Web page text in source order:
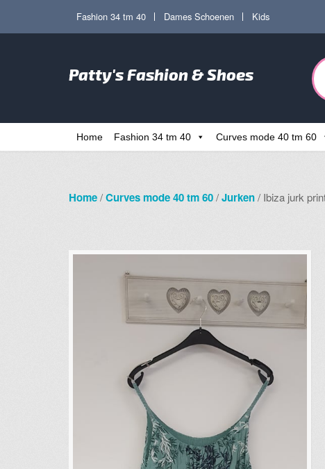
Ga
navigatie
Ga
de
inhoud
Fashion 34 tm 40 Dames Schoenen Kids
Patty's Fashion & Shoes
naar:
Home Fashion 34 tm 40 Curves mode 40 tm 60
Home/Curves mode 40 tm 60/Jurken/ Ibiza jurk